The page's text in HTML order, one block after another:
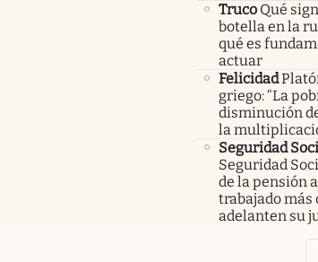
Truco Qué
botella en la
qué es
actuar
Felicidad
griego: “La
disminución
la
Seguridad
Seguridad
de la pensión
trabajado más
adelanten su